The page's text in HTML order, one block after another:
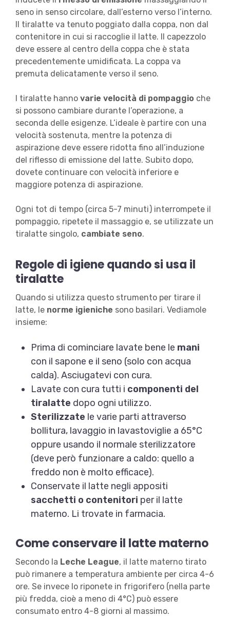
seno in senso circolare, dall’esterno verso l’interno.
Il tiralatte va tenuto poggiato dalla coppa, non dal
contenitore in cui si raccoglie il latte. Il capezzolo
deve essere al centro della coppa che è stata
precedentemente umidificata. La coppa va
premuta delicatamente verso il seno.
I tiralatte hanno varie velocità di pompaggio che
si possono cambiare durante l’operazione, a
seconda delle esigenze. L’ideale è partire con una
velocità sostenuta, mentre la potenza di
aspirazione deve essere ridotta fino all’induzione
del riflesso di emissione del latte. Subito dopo,
dovete continuare con velocità inferiore e
maggiore potenza di aspirazione.
Ogni tot di tempo (circa 5-7 minuti) interrompete il
pompaggio, ripetete il massaggio e, se utilizzate un
tiralatte singolo, cambiate seno.
Regole di igiene quando si usa il
tiralatte
Quando si utilizza questo strumento per tirare il
latte, lenorme igieniche sono basilari. Vediamole
insieme:
Prima di cominciare lavate bene le mani
con il sapone e il seno (solo con acqua
calda). Asciugatevi con cura.
Lavate con cura tutti i componenti del
tiralatte dopo ogni utilizzo.
Sterilizzate le varie parti attraverso
bollitura, lavaggio in lavastoviglie a 65°C
oppure usando il normale sterilizzatore
(deve però funzionare a caldo: quello a
freddo non è molto efficace).
Conservate il latte negli appositi
sacchetti o contenitori per il latte
materno. Li trovate in farmacia.
Come conservare il latte materno
Secondo la Leche League, il latte materno tirato
può rimanere a temperatura ambiente per circa 4-6
ore. Se invece lo riponete in frigorifero (nella parte
più fredda, cioè a meno di 4°C) può essere
consumato entro 4-8 giorni al massimo.